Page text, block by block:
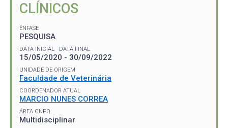
CLÍNICOS
ÊNFASE
PESQUISA
DATA INICIAL - DATA FINAL
15/05/2020 - 30/09/2022
UNIDADE DE ORIGEM
Faculdade de Veterinária
COORDENADOR ATUAL
MARCIO NUNES CORREA
ÁREA CNPQ
Multidisciplinar